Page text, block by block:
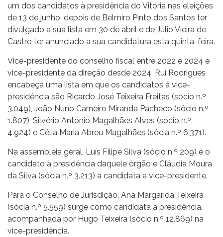
um dos candidatos à presidência do Vitória nas eleições
de 13 de junho, depois de Belmiro Pinto dos Santos ter
divulgado a sua lista em 30 de abril e de Júlio Vieira de
Castro ter anunciado a sua candidatura esta quinta-feira.
Vice-presidente do conselho fiscal entre 2022 e 2024 e
vice-presidente da direção desde 2024, Rui Rodrigues
encabeça uma lista em que os candidatos à vice-
presidência são Ricardo José Teixeira Freitas (sócio n.º
3.049), João Nuno Carneiro Miranda Pacheco (sócio n.º
1.807), Silvério António Magalhães Alves (sócio n.º
4.924) e Célia Maria Abreu Magalhães (sócia n.º 6.371).
Na assembleia geral, Luís Filipe Silva (sócio n.º 209) é o
candidato à presidência daquele órgão e Cláudia Moura
da Silva (sócia n.º 3.213) a candidata a vice-presidente.
Para o Conselho de Jurisdição, Ana Margarida Teixeira
(sócia n.º 5.559) surge como candidata à presidência,
acompanhada por Hugo Teixeira (sócio n.º 12.869) na
vice-presidência.